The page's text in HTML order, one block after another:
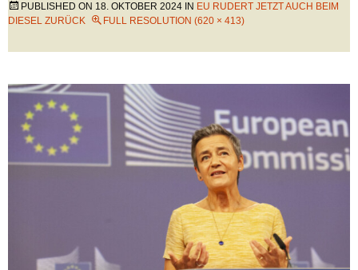
PUBLISHED ON 18. OKTOBER 2024 IN EU RUDERT JETZT AUCH BEIM
DIESEL ZURÜCK
FULL RESOLUTION (620 × 413)